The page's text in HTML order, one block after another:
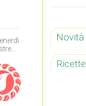
Novità
Ricette